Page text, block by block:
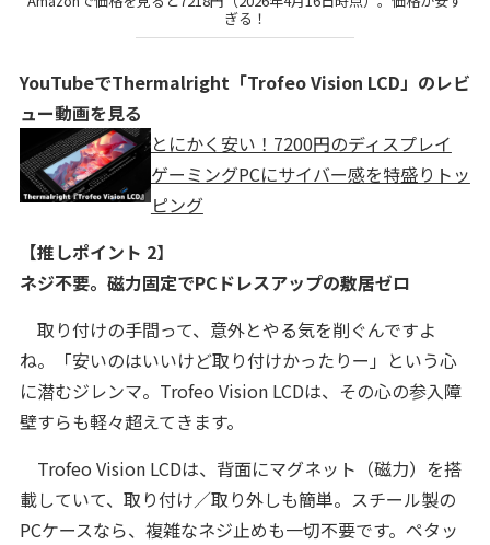
ぎる！
YouTubeでThermalright「Trofeo Vision LCD」のレビ
ュー動画を見る
とにかく安い！7200円のディスプレイ
ゲーミングPCにサイバー感を特盛りトッ
ピング
【推しポイント 2】
ネジ不要。磁力固定でPCドレスアップの敷居ゼロ
取り付けの手間って、意外とやる気を削ぐんですよ
ね。「安いのはいいけど取り付けかったりー」という心
に潜むジレンマ。Trofeo Vision LCDは、その心の参入障
壁すらも軽々超えてきます。
Trofeo Vision LCDは、背面にマグネット（磁力）を搭
載していて、取り付け／取り外しも簡単。スチール製の
PCケースなら、複雑なネジ止めも一切不要です。ペタッ